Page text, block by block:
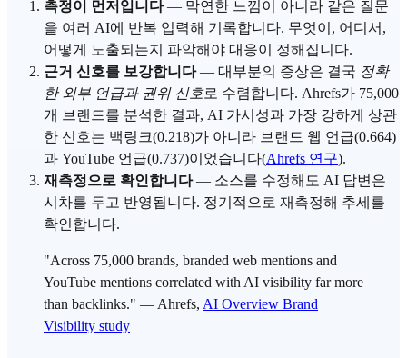
측정이 먼저입니다— 막연한 느낌이 아니라 같은 질문
을 여러 AI에 반복 입력해 기록합니다. 무엇이, 어디서,
어떻게 노출되는지 파악해야 대응이 정해집니다.
근거 신호를 보강합니다— 대부분의 증상은 결국 정확
한 외부 언급과 권위 신호로 수렴합니다. Ahrefs가 75,000
개 브랜드를 분석한 결과, AI 가시성과 가장 강하게 상관
한 신호는 백링크(0.218)가 아니라 브랜드 웹 언급(0.664)
과 YouTube 언급(0.737)이었습니다(Ahrefs 연구).
재측정으로 확인합니다— 소스를 수정해도 AI 답변은
시차를 두고 반영됩니다. 정기적으로 재측정해 추세를
확인합니다.
"Across 75,000 brands, branded web mentions and
YouTube mentions correlated with AI visibility far more
than backlinks." — Ahrefs, AI Overview Brand
Visibility study